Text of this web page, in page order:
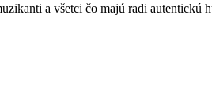
a všetci čo majú radi autentickú